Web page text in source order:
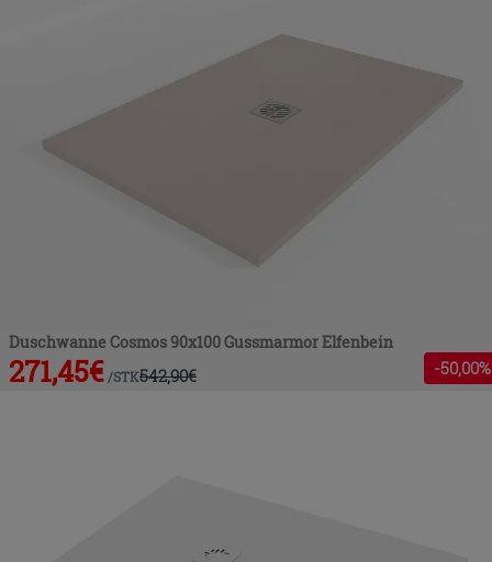
Duschwanne Cosmos 90x100 Gussmarmor Elfenbein
271,45€ /STK542,90€ -50,00%